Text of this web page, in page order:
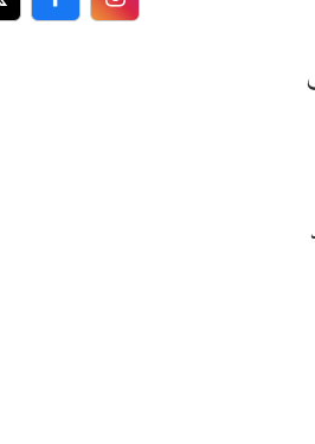
TwitterFacebookFacebook